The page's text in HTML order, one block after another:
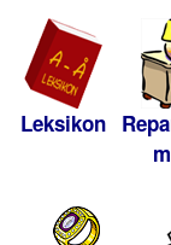
Leksikon